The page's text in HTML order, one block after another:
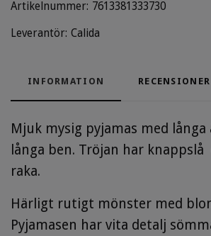
Artikelnummer: 7613381333730
Leverantör: Calida
INFORMATION RECENSIONER
Mjuk mysig pyjamas med långa
långa ben. Tröjan har
raka.
Härligt rutigt mönster med
Pyjamasen har vita detalj